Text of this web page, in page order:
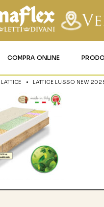
COMPRA ONLINE
LATTICE LUSSO NEW